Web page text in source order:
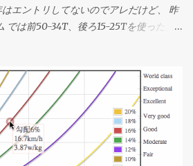
エントリしてないのでアレだけど、 昨
では前50-34T、後ろ15-25Tを使った。
。殆どの場面で34x17〜22で回してたこ
は丁度良い装備だったなという感想。
て、最後の緩斜面は37km/hぐらいまで
を90rpm弱で回してちょうどギリギリだ
が100秒ちょいあるけど、う
くチェーンリングに当たってうっとお